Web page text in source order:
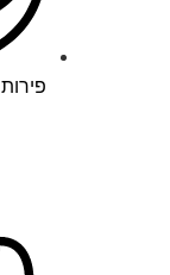
פירות